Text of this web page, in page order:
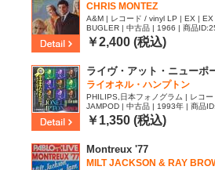
CHRIS MONTEZ
A&M | レコード / vinyl LP | EX | EX
BUGLER | 中古品 | 1966 | 商品
￥2,400 (税込)
ライヴ・アット・ニューポ
ライオネル・ハンプトン
PHILIPS,日本フォノグラム | レコ
M
JAMPOD | 中古品 | 1993年 | 商品
￥1,350 (税込)
Montreux '77
MILT JACKSON & RAY